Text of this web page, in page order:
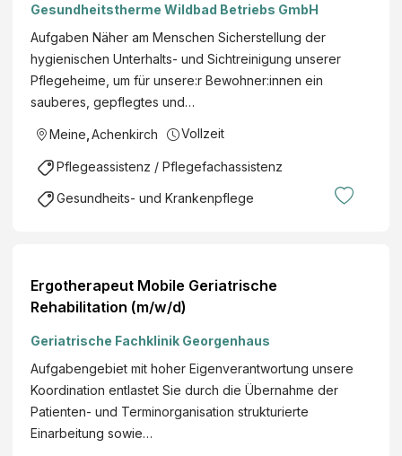
Gesundheitstherme Wildbad Betriebs GmbH
Aufgaben Näher am Menschen Sicherstellung der
hygienischen Unterhalts- und Sichtreinigung unserer
Pflegeheime, um für unsere:r Bewohner:innen ein
sauberes, gepflegtes und…
Meine Achenkirch Vollzeit
Pflegeassistenz / Pflegefachassistenz
Gesundheits- und Krankenpflege
Ergotherapeut Mobile Geriatrische
Rehabilitation (m/w/d)
Geriatrische Fachklinik Georgenhaus
Aufgabengebiet mit hoher Eigenverantwortung unsere
Koordination entlastet Sie durch die Übernahme der
Patienten- und Terminorganisation strukturierte
Einarbeitung sowie…